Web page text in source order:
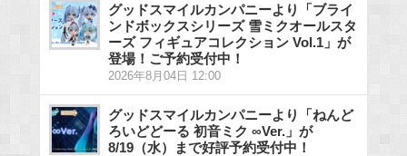
グッドスマイルカンパニーより「ブライ
ンドボックスシリーズ 雪ミクオールスタ
ーズ フィギュアコレクション Vol.1」が
登場！ご予約受付中！
2026年8月04日 12:00
グッドスマイルカンパニーより「ねんど
ろいどどーる 初音ミク ∞Ver.」が
8/19（水）まで好評予約受付中！